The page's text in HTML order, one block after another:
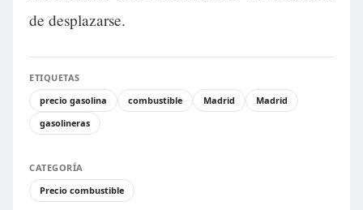
de desplazarse.
ETIQUETAS
precio gasolina
combustible Madrid
Madrid
gasolineras
CATEGORÍA
Precio combustible